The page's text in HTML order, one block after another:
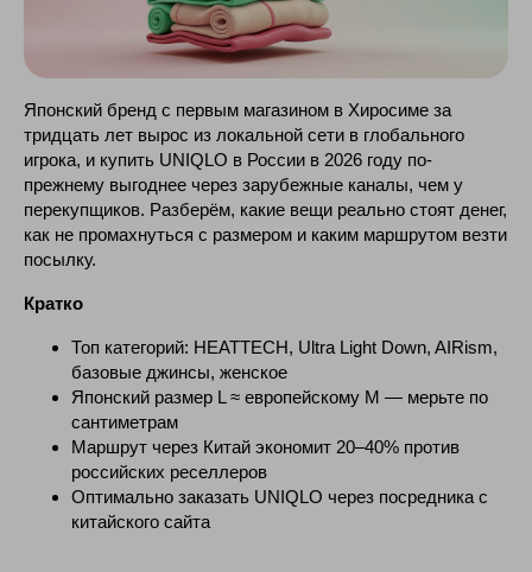
Японский бренд с первым магазином в Хиросиме за
тридцать лет вырос из локальной сети в глобального
игрока, и купить UNIQLO в России в 2026 году по-
прежнему выгоднее через зарубежные каналы, чем у
перекупщиков. Разберём, какие вещи реально стоят денег,
как не промахнуться с размером и каким маршрутом везти
посылку.
Кратко
Топ категорий: HEATTECH, Ultra Light Down, AIRism,
базовые джинсы, женское
Японский размер L ≈ европейскому M — мерьте по
сантиметрам
Маршрут через Китай экономит 20–40% против
российских реселлеров
Оптимально заказать UNIQLO через посредника с
китайского сайта